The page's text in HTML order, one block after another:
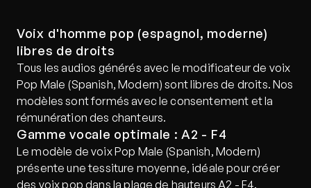
Voix d'homme pop (espagnol, moderne)
libres de droits
Tous les audios générés avec le modificateur de voix
Pop Male (Spanish, Modern) sont libres de droits. Nos
modèles sont formés avec le consentement et la
rémunération des chanteurs.
Gamme vocale optimale : A2 - F4
Le modèle de voix Pop Male (Spanish, Modern)
présente une tessiture moyenne, idéale pour créer
des voix pop dans la plage de hauteurs A2 - F4.